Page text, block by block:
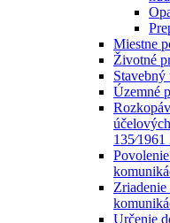
Miestne
Životné
Stavebný
Územné
135⁄1961
Zriadenie
Určenie